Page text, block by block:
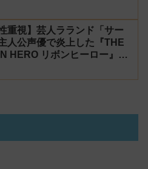
】
重視】芸人ラランド「サー
人公声優で炎上した『THE
HERO リボンヒーロー』に
「でびでび・でびる」が出